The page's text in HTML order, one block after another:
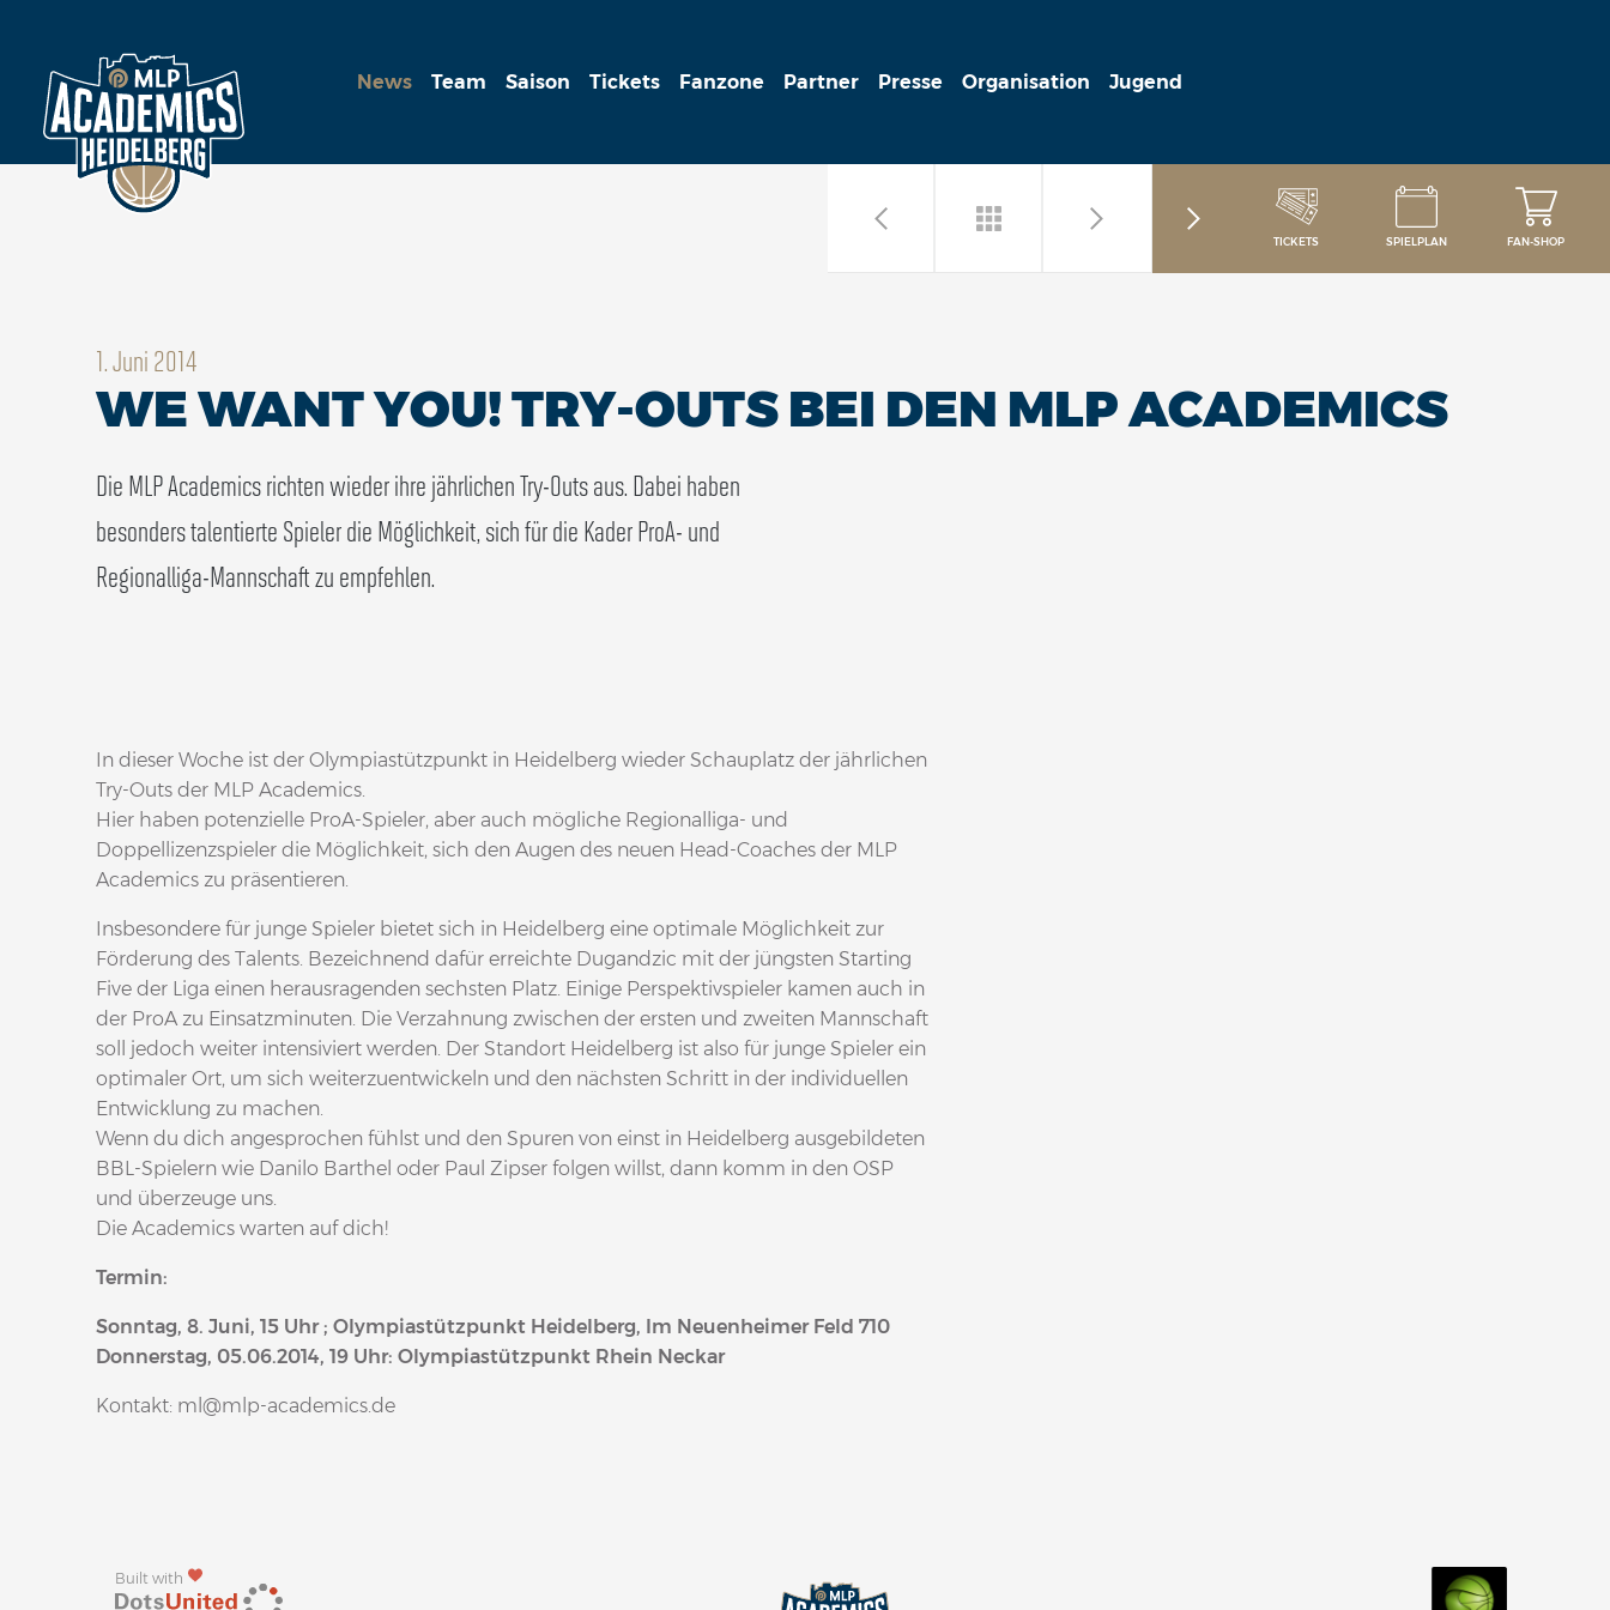
News Team Saison Tickets Fanzone Partner Presse Organisation Jugend
TICKETS SPIELPLAN FAN-SHOP
1. Juni 2014
WE WANT YOU! TRY-OUTS BEI DEN MLP ACADEMICS
Die MLP Academics richten wieder ihre jährlichen Try-Outs aus. Dabei haben
besonders talentierte Spieler die Möglichkeit, sich für die Kader ProA- und
Regionalliga-Mannschaft zu empfehlen.
In dieser Woche ist der Olympiastützpunkt in Heidelberg wieder Schauplatz der jährlichen
Try-Outs der MLP Academics.
Hier haben potenzielle ProA-Spieler, aber auch mögliche Regionalliga- und
Doppellizenzspieler die Möglichkeit, sich den Augen des neuen Head-Coaches der MLP
Academics zu präsentieren.
Insbesondere für junge Spieler bietet sich in Heidelberg eine optimale Möglichkeit zur
Förderung des Talents. Bezeichnend dafür erreichte Dugandzic mit der jüngsten Starting
Five der Liga einen herausragenden sechsten Platz. Einige Perspektivspieler kamen auch in
der ProA zu Einsatzminuten. Die Verzahnung zwischen der ersten und zweiten Mannschaft
soll jedoch weiter intensiviert werden. Der Standort Heidelberg ist also für junge Spieler ein
optimaler Ort, um sich weiterzuentwickeln und den nächsten Schritt in der individuellen
Entwicklung zu machen.
Wenn du dich angesprochen fühlst und den Spuren von einst in Heidelberg ausgebildeten
BBL-Spielern wie Danilo Barthel oder Paul Zipser folgen willst, dann komm in den OSP
und überzeuge uns.
Die Academics warten auf dich!
Termin:
Sonntag, 8. Juni, 15 Uhr ; Olympiastützpunkt Heidelberg, Im Neuenheimer Feld 710
Donnerstag, 05.06.2014, 19 Uhr: Olympiastützpunkt Rhein Neckar
Kontakt: ml@mlp-academics.de
Built with